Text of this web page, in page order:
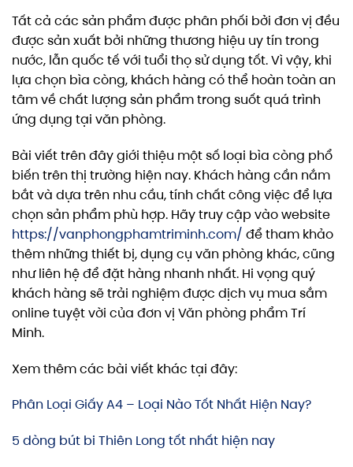
Tất cả các sản phẩm được phân phối bởi đơn vị đều
được sản xuất bởi những thương hiệu uy tín trong
nước, lẫn quốc tế với tuổi thọ sử dụng tốt. Vì vậy, khi
lựa chọn bìa còng, khách hàng có thể hoàn toàn an
tâm về chất lượng sản phẩm trong suốt quá trình
ứng dụng tại văn phòng.
Bài viết trên đây giới thiệu một số loại bìa còng phổ
biến trên thị trường hiện nay. Khách hàng cần nắm
bắt và dựa trên nhu cầu, tính chất công việc để lựa
chọn sản phẩm phù hợp. Hãy truy cập vào website
https://vanphongphamtriminh.com/ để tham khảo
thêm những thiết bị, dụng cụ văn phòng khác, cũng
như liên hệ để đặt hàng nhanh nhất. Hi vọng quý
khách hàng sẽ trải nghiệm được dịch vụ mua sắm
online tuyệt vời của đơn vị Văn phòng phẩm Trí
Minh.
Xem thêm các bài viết khác tại đây:
Phân Loại Giấy A4 – Loại Nào Tốt Nhất Hiện Nay?
5 dòng bút bi Thiên Long tốt nhất hiện nay